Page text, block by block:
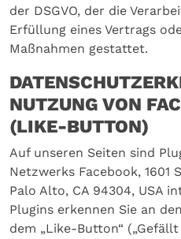
der DSGVO, der die
Erfüllung eines Vertrags
Maßnahmen gestattet.
NUTZUNG VON
(LIKE-BUTTON)
Auf unseren Seiten sind
Netzwerks Facebook, 1601
Palo Alto, CA 94304, USA
Plugins erkennen Sie an
dem „Like-Button“